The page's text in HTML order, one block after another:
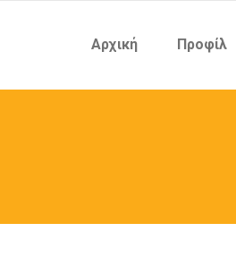
Αρχική Προφίλ